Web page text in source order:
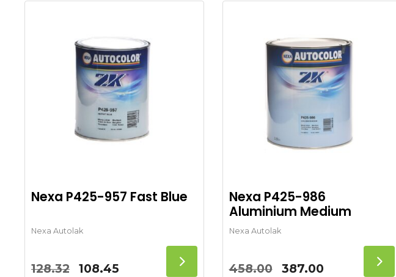
Nexa P425-957 Fast Blue
Nexa Autolak
128.32
Oorspronkelijke
108.45
Nexa P425-986
Aluminium Medium
Nexa Autolak
458.00
Oorspronkelijke
387.00Huidige